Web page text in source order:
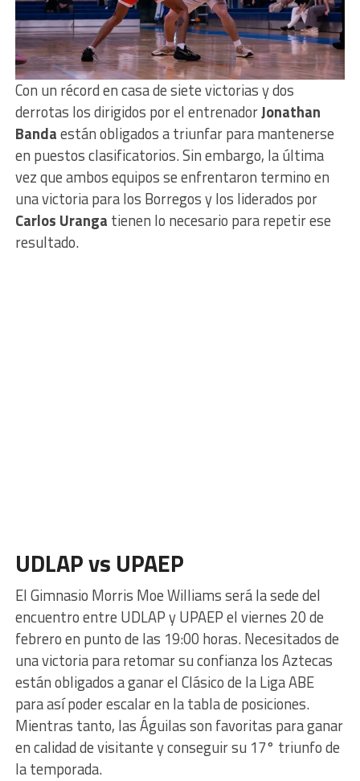
Con un récord en casa de siete victorias y dos
derrotas los dirigidos por el entrenadorJonathan
Bandaestán obligados a triunfar para mantenerse
en puestos clasificatorios. Sin embargo, la última
vez que ambos equipos se enfrentaron termino en
una victoria para los Borregos y los liderados por
Carlos Uranga tienen lo necesario para repetir ese
resultado.
UDLAP vs UPAEP
El Gimnasio Morris Moe Williams será la sede del
encuentro entre UDLAP y UPAEP el viernes 20 de
febrero en punto de las 19:00 horas. Necesitados de
una victoria para retomar su confianza los Aztecas
están obligados a ganar el Clásico de la Liga ABE
para así poder escalar en la tabla de posiciones.
Mientras tanto, las Águilas son favoritas para ganar
en calidad de visitante y conseguir su 17° triunfo de
la temporada.